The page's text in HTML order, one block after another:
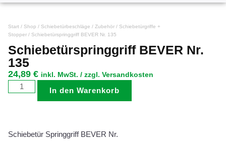
Start / Shop / Schiebetürbeschläge / Zubehör / Schiebetürgriffe +
Stopper / Schiebetürspringgriff BEVER Nr. 135
Schiebetürspringgriff BEVER Nr.
135
24,89 € inkl. MwSt. / zzgl. Versandkosten
In den Warenkorb
Schiebetür Springgriff BEVER Nr.